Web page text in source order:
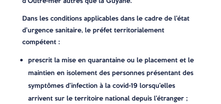
Dans les conditions applicables dans le cadre de l’état
d’urgence sanitaire, le préfet territorialement
compétent :
prescrit la mise en quarantaine ou le placement et le
maintien en isolement des personnes présentant des
symptômes d’infection à la covid-19 lorsqu’elles
arrivent sur le territoire national depuis l’étranger ;